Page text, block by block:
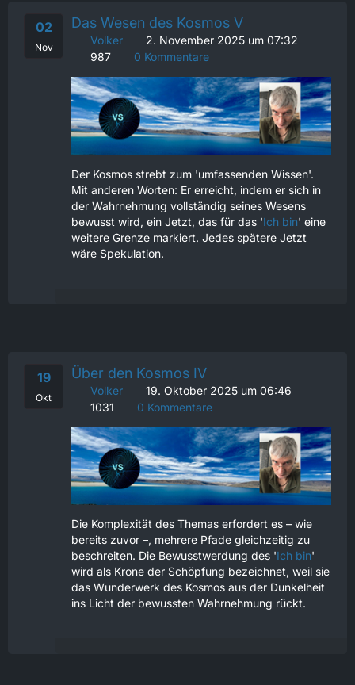
02
Nov
Das Wesen des Kosmos V
Volker
2. November 2025 um 07:32
987
0 Kommentare
Der Kosmos strebt zum 'umfassenden Wissen'.
Mit anderen Worten: Er erreicht, indem er sich in
der Wahrnehmung vollständig seines Wesens
bewusst wird, ein Jetzt, das für das 'Ich bin' eine
weitere Grenze markiert. Jedes spätere Jetzt
wäre Spekulation.
19
Okt
Über den Kosmos IV
Volker
19. Oktober 2025 um 06:46
1031
0 Kommentare
Die Komplexität des Themas erfordert es – wie
bereits zuvor –, mehrere Pfade gleichzeitig zu
beschreiten. Die Bewusstwerdung des 'Ich bin'
wird als Krone der Schöpfung bezeichnet, weil sie
das Wunderwerk des Kosmos aus der Dunkelheit
ins Licht der bewussten Wahrnehmung rückt.